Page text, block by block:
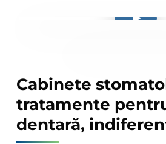
Cabinete
tratamente
dentară,